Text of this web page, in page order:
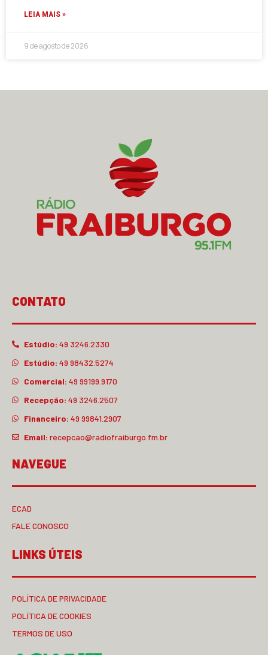
LEIA MAIS »
9 de agosto de 2026
CONTATO
Estúdio: 49 3246.2330
Estúdio: 49 98432.5274
Comercial: 49 99199.9170
Recepção: 49 3246.2507
Financeiro: 49 99841.2907
Email: recepcao@radiofraiburgo.fm.br
NAVEGUE
ECAD
FALE CONOSCO
LINKS ÚTEIS
POLÍTICA DE PRIVACIDADE
POLÍTICA DE COOKIES
TERMOS DE USO